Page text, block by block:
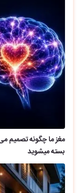
مغز ما چگونه تصمیم
بسته میشوید